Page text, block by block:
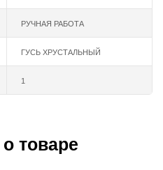
РУЧНАЯ РАБОТА
ГУСЬ ХРУСТАЛЬНЫЙ
1
товаре